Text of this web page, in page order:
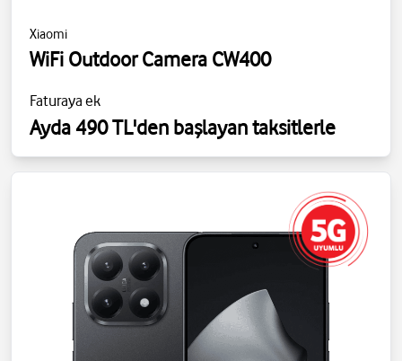
Xiaomi
WiFi Outdoor Camera CW400
Faturaya ek
Ayda 490 TL'den başlayan taksitlerle